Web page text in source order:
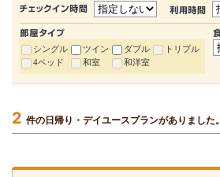
シングル ツイン ダブル
トリプル
4ベッド
和室 和洋室
2 件の日帰り・デイユースプランがありました。